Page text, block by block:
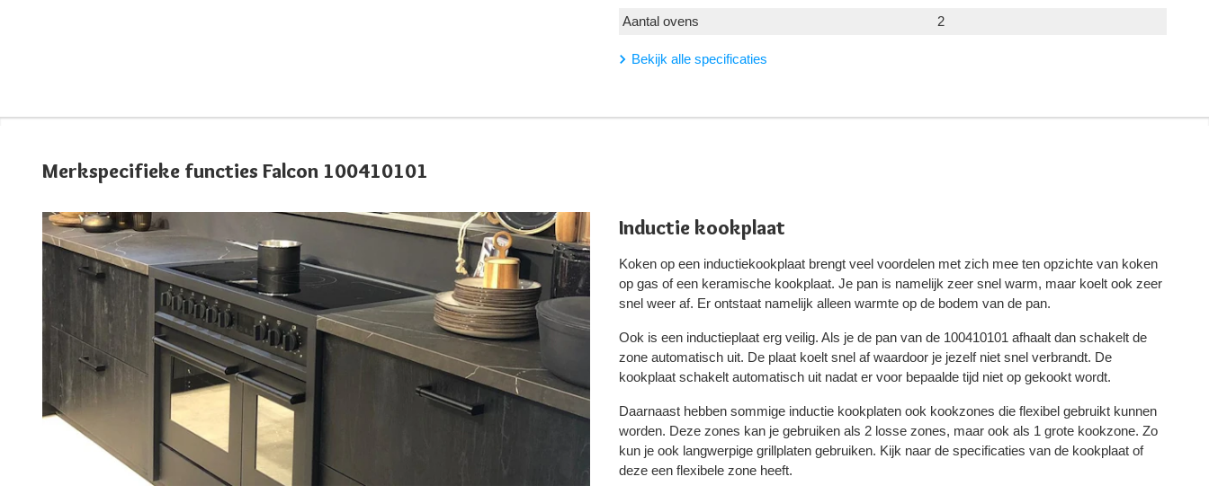
Aantal ovens
2
Bekijk alle specificaties
Merkspecifieke functies Falcon 100410101
Inductie kookplaat
Koken op een inductiekookplaat brengt veel voordelen met zich mee ten opzichte van koken
op gas of een keramische kookplaat. Je pan is namelijk zeer snel warm, maar koelt ook zeer
snel weer af. Er ontstaat namelijk alleen warmte op de bodem van de pan.
Ook is een inductieplaat erg veilig. Als je de pan van de 100410101 afhaalt dan schakelt de
zone automatisch uit. De plaat koelt snel af waardoor je jezelf niet snel verbrandt. De
kookplaat schakelt automatisch uit nadat er voor bepaalde tijd niet op gekookt wordt.
Daarnaast hebben sommige inductie kookplaten ook kookzones die flexibel gebruikt kunnen
worden. Deze zones kan je gebruiken als 2 losse zones, maar ook als 1 grote kookzone. Zo
kun je ook langwerpige grillplaten gebruiken. Kijk naar de specificaties van de kookplaat of
deze een flexibele zone heeft.